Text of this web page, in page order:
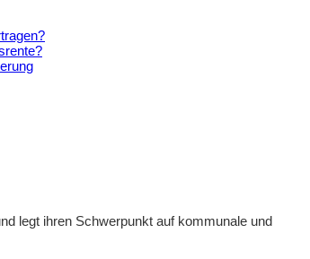
legt ihren Schwerpunkt auf kommunale und